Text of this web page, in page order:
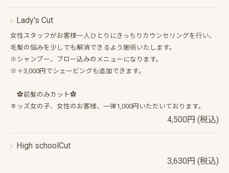
Lady's Cut
女性スタッフがお客様一人ひとりにきっちりカウンセリングを行い、
毛髪の悩みを少しでも解消できるよう施術いたします。
※シャンプー、ブロー込みのメニューになります。
※＋3,000円でシェービングも追加できます。
✿前髪のみカット✿
キッズ女の子、女性のお客様、一律1,000円いただいております。
4,500円 (税込)
High schoolCut
3,630円 (税込)